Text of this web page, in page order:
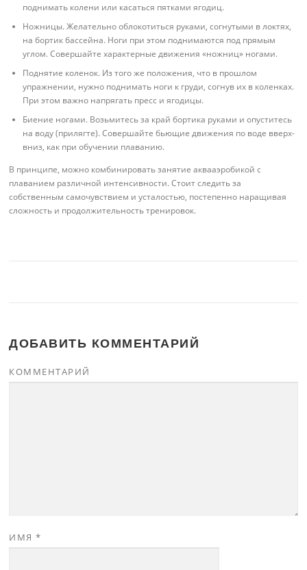
поднимать колени или касаться пятками ягодиц.
Ножницы. Желательно облокотиться руками, согнутыми в локтях,
на бортик бассейна. Ноги при этом поднимаются под прямым
углом. Совершайте характерные движения «ножниц» ногами.
Поднятие коленок. Из того же положения, что в прошлом
упражнении, нужно поднимать ноги к груди, согнув их в коленках.
При этом важно напрягать пресс и ягодицы.
Биение ногами. Возьмитесь за край бортика руками и опуститесь
на воду (прилягте). Совершайте бьющие движения по воде вверх-
вниз, как при обучении плаванию.
В принципе, можно комбинировать занятие аквааэробикой с
плаванием различной интенсивности. Стоит следить за
собственным самочувствием и усталостью, постепенно наращивая
сложность и продолжительность тренировок.
ДОБАВИТЬ КОММЕНТАРИЙ
КОММЕНТАРИЙ
ИМЯ*